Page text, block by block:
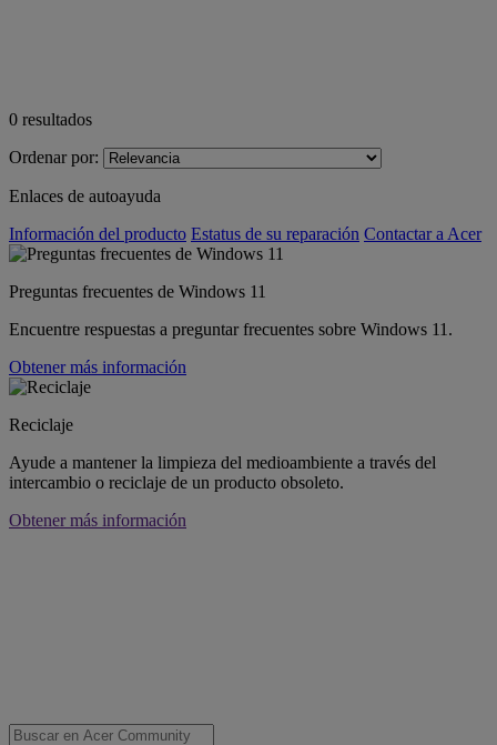
0 resultados
Ordenar por:
Enlaces de autoayuda
Información del producto Estatus de su reparación Contactar a Acer
Preguntas frecuentes de Windows 11
Encuentre respuestas a preguntar frecuentes sobre Windows 11.
Obtener más información
Reciclaje
Ayude a mantener la limpieza del medioambiente a través del
intercambio o reciclaje de un producto obsoleto.
Obtener más información